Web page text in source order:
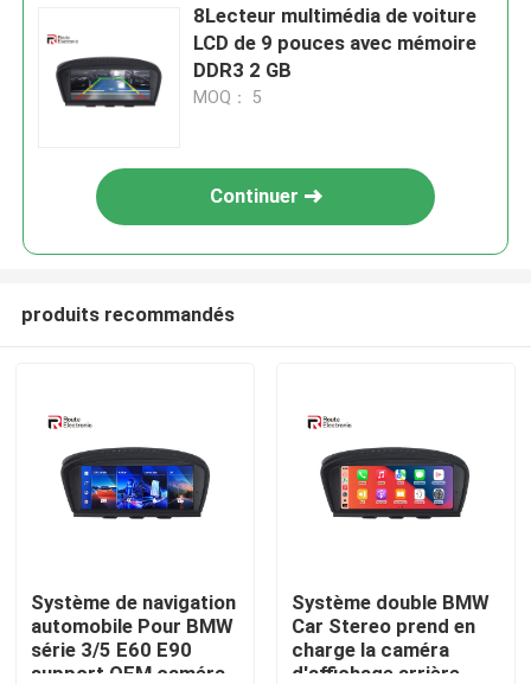
Produits
8Lecteur multimédia de voiture
LCD de 9 pouces avec mémoire
DDR3 2 GB
MOQ： 5
Continuer
produits recommandés
Système de navigation
automobile Pour BMW
série 3/5 E60 E90
support OEM caméra
Système double BMW
Car Stereo prend en
charge la caméra
d'affichage arrière